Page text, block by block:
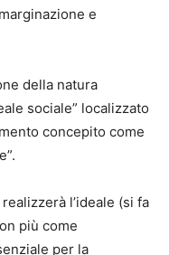
e
della natura
sociale” localizzato
concepito come
l’ideale (si fa
più come
per la